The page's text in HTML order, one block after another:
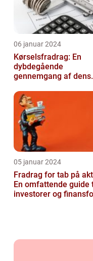
06 januar 2024
Kørselsfradrag: En
dybdegående
gennemgang af dens
over tid
05 januar 2024
Fradrag for tab på
En omfattende guide
investorer og